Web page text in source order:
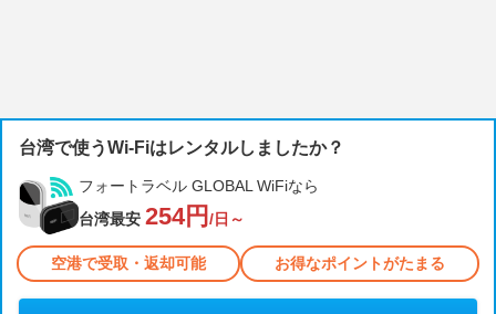
台湾で使うWi-Fiはレンタルしましたか？
フォートラベル GLOBAL WiFiなら
台湾最安 254円 /日～
空港で受取・返却可能 お得なポイントがたまる